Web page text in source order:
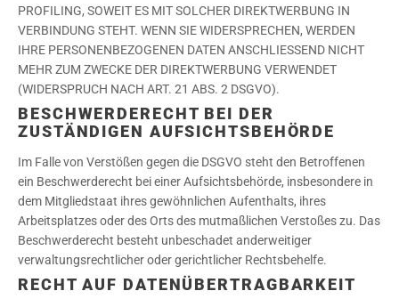
PROFILING, SOWEIT ES MIT SOLCHER DIREKTWERBUNG IN
VERBINDUNG STEHT. WENN SIE WIDERSPRECHEN, WERDEN
IHRE PERSONENBEZOGENEN DATEN ANSCHLIESSEND NICHT
MEHR ZUM ZWECKE DER DIREKTWERBUNG VERWENDET
(WIDERSPRUCH NACH ART. 21 ABS. 2 DSGVO).
BESCHWERDE­RECHT BEI DER
ZUSTÄNDIGEN AUFSICHTS­BEHÖRDE
Im Falle von Verstößen gegen die DSGVO steht den Betroffenen
ein Beschwerderecht bei einer Aufsichtsbehörde, insbesondere in
dem Mitgliedstaat ihres gewöhnlichen Aufenthalts, ihres
Arbeitsplatzes oder des Orts des mutmaßlichen Verstoßes zu. Das
Beschwerderecht besteht unbeschadet anderweitiger
verwaltungsrechtlicher oder gerichtlicher Rechtsbehelfe.
RECHT AUF DATEN­ÜBERTRAG­BARKEIT